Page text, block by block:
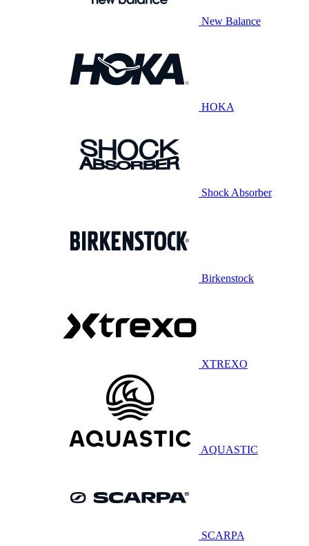
New Balance
HOKA
Shock Absorber
Birkenstock
XTREXO
AQUASTIC
SCARPA